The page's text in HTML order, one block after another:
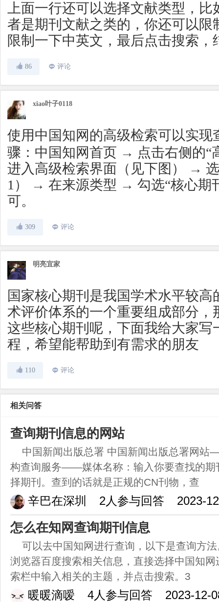
上面一行还可以选择文献类型，
者是期刊文献之类的，你还可以限
限制一下中英文，最后点击搜索，
86 评论
xiao叶子0118
使用中国知网的高级检索可以实现
骤：中国知网首页 → 点击右侧的
进入高级检索界面（见下图） →
1） → 在来源类型 → 勾选“核心期
可。
309 评论
明亮宜家
国家核心期刊是我国学术水平较高
术评价体系的一个重要组成部分，
这些核心期刊呢，下面我给大家写
程，希望能帮助到有需求的朋友
110 评论
相关问答
查询期刊信息的网站
中国新闻出版总署 中国新闻出版总署网
构查询服务——媒体名称：输入你要查找的
择期刊。查到的话就是正规的CN刊物，查
辛巴在深圳 2人参与回答 2023-
怎么在知网查询期刊信息
可以去中国知网进行查询，以下是查询方
浏览器百度搜索相关信息，直接选择中国知
索栏中输入相关的主题，并点击搜索。3
暖暖滴嗳 4人参与回答 2023-12-